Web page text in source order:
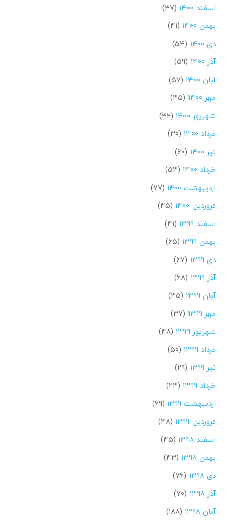
اسفند ۱۴۰۰
(۳۷)
بهمن ۱۴۰۰
(۴۱)
دی ۱۴۰۰
(۵۴)
آذر ۱۴۰۰
(۵۹)
آبان ۱۴۰۰
(۵۷)
مهر ۱۴۰۰
(۳۵)
شهریور ۱۴۰۰
(۳۲)
مرداد ۱۴۰۰
(۳۰)
تیر ۱۴۰۰
(۶۰)
خرداد ۱۴۰۰
(۵۳)
اردیبهشت ۱۴۰۰
(۷۷)
فروردین ۱۴۰۰
(۴۵)
اسفند ۱۳۹۹
(۴۱)
بهمن ۱۳۹۹
(۶۵)
دی ۱۳۹۹
(۶۷)
آذر ۱۳۹۹
(۶۸)
آبان ۱۳۹۹
(۳۵)
مهر ۱۳۹۹
(۳۷)
شهریور ۱۳۹۹
(۴۸)
مرداد ۱۳۹۹
(۵۰)
تیر ۱۳۹۹
(۲۹)
خرداد ۱۳۹۹
(۲۳)
اردیبهشت ۱۳۹۹
(۶۹)
فروردین ۱۳۹۹
(۴۸)
اسفند ۱۳۹۸
(۴۵)
بهمن ۱۳۹۸
(۴۳)
دی ۱۳۹۸
(۷۶)
آذر ۱۳۹۸
(۷۰)
آبان ۱۳۹۸
(۱۸۸)